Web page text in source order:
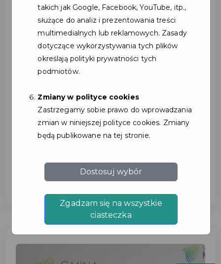
Twoja metamorfoza
zaczyna się w Studio Figura
Kosakowo.
takich jak Google, Facebook, YouTube, itp.,
służące do analiz i prezentowania treści
multimedialnych lub reklamowych. Zasady
dotyczące wykorzystywania tych plików
określają polityki prywatności tych
podmiotów.
Zmiany w polityce cookies
Zastrzegamy sobie prawo do wprowadzania
zmian w niniejszej polityce cookies. Zmiany
będą publikowane na tej stronie.
Dostosuj wybór
Zgadzam się na wszystkie
ciasteczka